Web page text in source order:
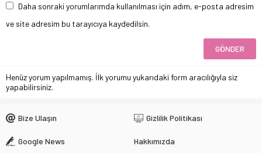
Daha sonraki yorumlarımda kullanılması için adım, e-posta adresim
ve site adresim bu tarayıcıya kaydedilsin.
Henüz yorum yapılmamış. İlk yorumu yukarıdaki form aracılığıyla siz
yapabilirsiniz.
Bize Ulaşın Gizlilik Politikası
Google News Hakkımızda